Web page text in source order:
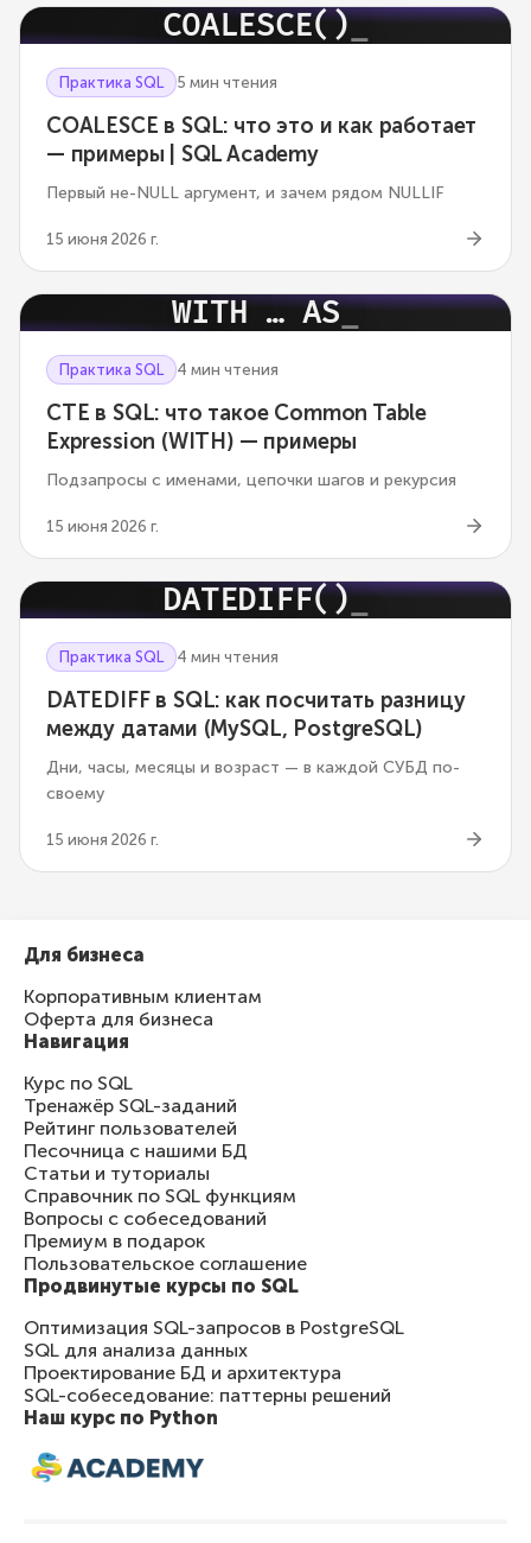
COALESCE()
Практика SQL 5 мин чтения
COALESCE в SQL: что это и как работает
— примеры | SQL Academy
Первый не-NULL аргумент, и зачем рядом NULLIF
15 июня 2026 г.
WITH … AS
Практика SQL 4 мин чтения
CTE в SQL: что такое Common Table
Expression (WITH) — примеры
Подзапросы с именами, цепочки шагов и рекурсия
15 июня 2026 г.
DATEDIFF()
Практика SQL 4 мин чтения
DATEDIFF в SQL: как посчитать разницу
между датами (MySQL, PostgreSQL)
Дни, часы, месяцы и возраст — в каждой СУБД по-
своему
15 июня 2026 г.
Для бизнеса
Корпоративным клиентам
Оферта для бизнеса
Навигация
Курс по SQL
Тренажёр SQL-заданий
Рейтинг пользователей
Песочница с нашими БД
Статьи и туториалы
Справочник по SQL функциям
Вопросы с собеседований
Премиум в подарок
Пользовательское соглашение
Продвинутые курсы по SQL
Оптимизация SQL-запросов в PostgreSQL
SQL для анализа данных
Проектирование БД и архитектура
SQL-собеседование: паттерны решений
Наш курс по Python